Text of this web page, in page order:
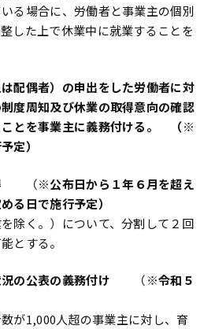
る場合に、労働者と事業主の個別
した上で休業中に就業することを
配偶者）の申出をした労働者に対
度周知及び休業の取得意向の確認
ことを事業主に義務付ける。 （※
定）
（※公布日から１年６月を超え
る日で施行予定）
除く。）について、分割して２回
とする。
の公表の義務付け （※令和５
が1,000人超の事業主に対し、育